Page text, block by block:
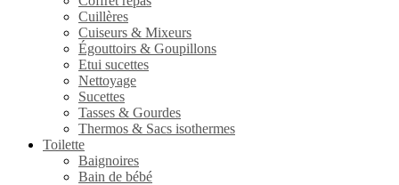
Cuillères
Cuiseurs & Mixeurs
Égouttoirs & Goupillons
Etui sucettes
Nettoyage
Sucettes
Tasses & Gourdes
Thermos & Sacs isothermes
Toilette
Baignoires
Bain de bébé